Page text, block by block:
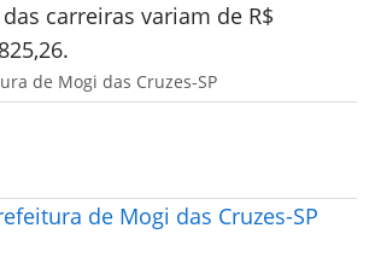
carreiras variam de R$
de Mogi das Cruzes-SP
de Mogi das Cruzes-SP